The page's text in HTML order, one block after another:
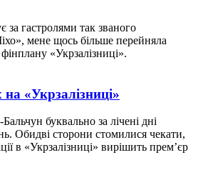
за гастролями так званого
мене щось більше перейняла
«Укрзалізниці».
«Укрзалізниці»
буквально за лічені дні
Обидві сторони стомилися чекати,
в «Укрзалізниці» вирішить прем’єр